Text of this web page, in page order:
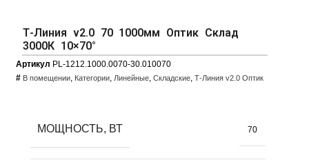
Т-Линия v2.0 70 1000мм Оптик Склад
3000К 10×70°
Артикул PL-1212.1000.0070-30.010070
# В помещении, Категории, Линейные, Складские, Т-Линия v2.0 Оптик
МОЩНОСТЬ, ВТ 70